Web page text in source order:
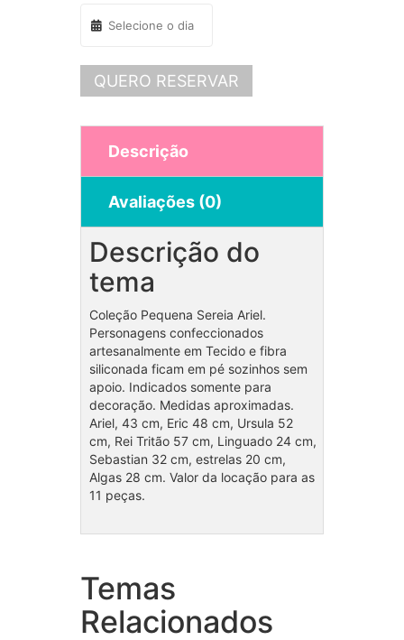
QUERO RESERVAR
Descrição
Avaliações (0)
Descrição do
tema
Coleção Pequena Sereia Ariel.
Personagens confeccionados
artesanalmente em Tecido e fibra
siliconada ficam em pé sozinhos sem
apoio. Indicados somente para
decoração. Medidas aproximadas.
Ariel, 43 cm, Eric 48 cm, Ursula 52
cm, Rei Tritão 57 cm, Linguado 24 cm,
Sebastian 32 cm, estrelas 20 cm,
Algas 28 cm. Valor da locação para as
11 peças.
Temas
Relacionados
Coleção Monstrinhos